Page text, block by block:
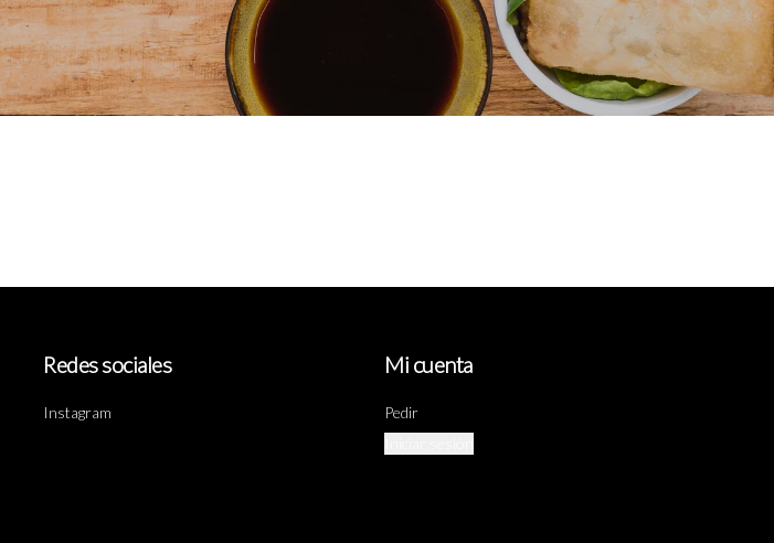
Redes sociales
Instagram
Mi cuenta
Pedir